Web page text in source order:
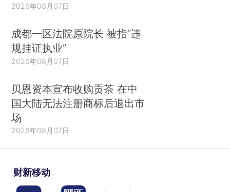
2026年08月07日
成都一区法院原院长 被指“违
规挂证执业”
2026年08月07日
贝恩资本宣布收购贡茶 在中
国大陆无法注册商标后退出市
场
2026年08月07日
财新移动